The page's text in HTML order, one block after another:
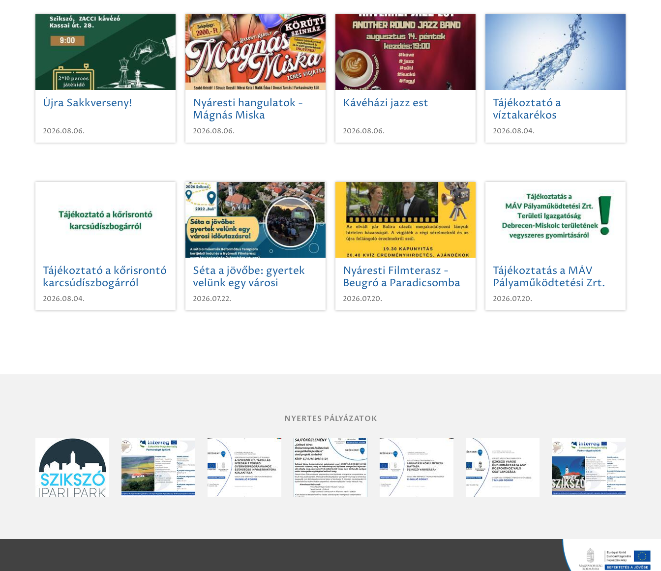
Újra Sakkverseny!
2026.08.06.
Nyáresti hangulatok -
Mágnás Miska
2026.08.06.
Kávéházi jazz est
2026.08.06.
Tájékoztató a
víztakarékos
vízhasználatról
2026.08.04.
Tájékoztató a kőrisrontó
karcsúdíszbogárról
2026.08.04.
Séta a jövőbe: gyertek
velünk egy városi
időutazásra!
2026.07.22.
Nyáresti Filmterasz -
Beugró a Paradicsomba
2026.07.20.
Tájékoztatás a MÁV
Pályaműködtetési Zrt.
Területi Igazgatóság
Debrecen-Miskolc
2026.07.20.
NYERTES PÁLYÁZATOK